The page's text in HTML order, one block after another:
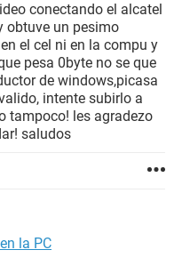
conectando el alcatel
obtuve un pesimo
el cel ni en la compu y
pesa 0byte no se que
de windows,picasa
intente subirlo a
tampoco! les agradezo
saludos
la PC